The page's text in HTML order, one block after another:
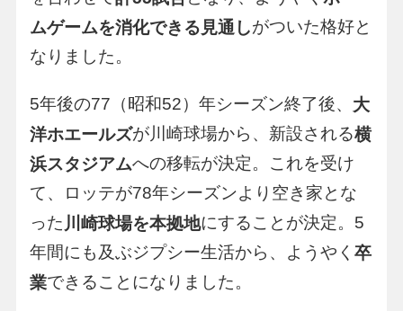
ムゲームを消化できる見通しがついた格好と
なりました。
5年後の77（昭和52）年シーズン終了後、 大
洋ホエールズが川崎球場から、新設される横
浜スタジアムへの移転が決定。これを受け
て、ロッテが78年シーズンより空き家とな
った 川崎球場を本拠地にすることが決定。5
年間にも及ぶジプシー生活から、ようやく 卒
業できることになりました。